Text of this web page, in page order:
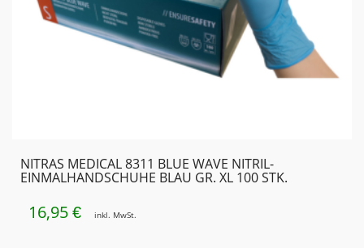
NITRAS MEDICAL 8311 BLUE WAVE NITRIL-
EINMALHANDSCHUHE BLAU GR. XL 100 STK.
16,95 € inkl. MwSt.